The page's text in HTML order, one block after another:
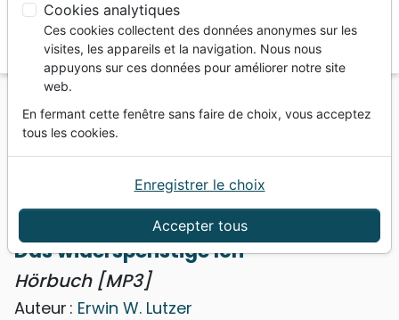
Vous ne pouvez pas créer de nouvelle commande
depuis votre pays (United States).
Audio
Audio-Livres
Das widerspenstige Ich - Hörbuch [MP3]
Das widerspenstige Ich
Hörbuch [MP3]
Auteur : Erwin W. Lutzer
Cookies analytiques
Ces cookies collectent des données anonymes sur les
visites, les appareils et la navigation. Nous nous
appuyons sur ces données pour améliorer notre site
web.
En fermant cette fenêtre sans faire de choix, vous acceptez
tous les cookies.
Accepter tous
Enregistrer le choix